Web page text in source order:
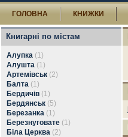
ГОЛОВНА КНИЖКИ
Книгарні по містам
Алупка (1)
Алушта (1)
Артемівськ (2)
Балта (1)
Бердичів (1)
Бердянськ (5)
Березанка (1)
Березнуговате (1)
Біла Церква (2)